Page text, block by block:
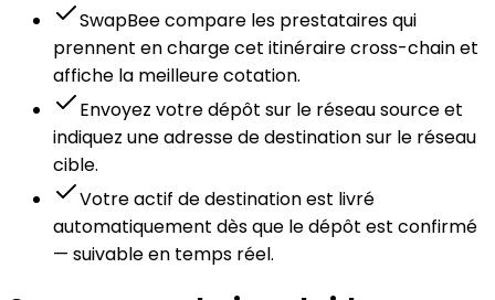
SwapBee compare les prestataires qui
prennent en charge cet itinéraire cross-chain et
affiche la meilleure cotation.
Envoyez votre dépôt sur le réseau source et
indiquez une adresse de destination sur le réseau
cible.
Votre actif de destination est livré
automatiquement dès que le dépôt est confirmé
— suivable en temps réel.